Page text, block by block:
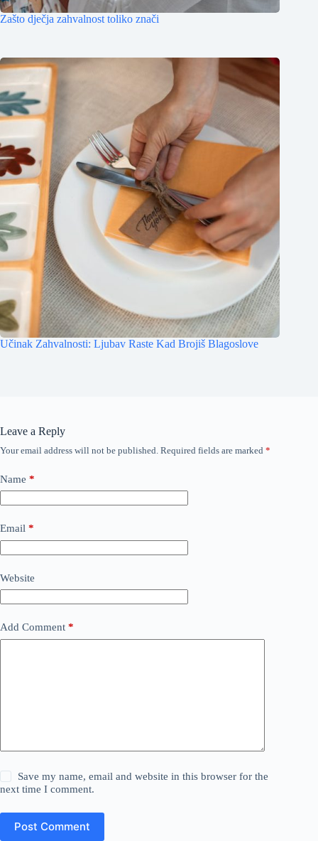
Zašto dječja zahvalnost toliko znači
Učinak Zahvalnosti: Ljubav Raste Kad Brojiš Blagoslove
Leave a Reply
Your email address will not be published. Required fields are marked *
Name *
Email *
Website
Add Comment *
Save my name, email and website in this browser for the
next time I comment.
Post Comment